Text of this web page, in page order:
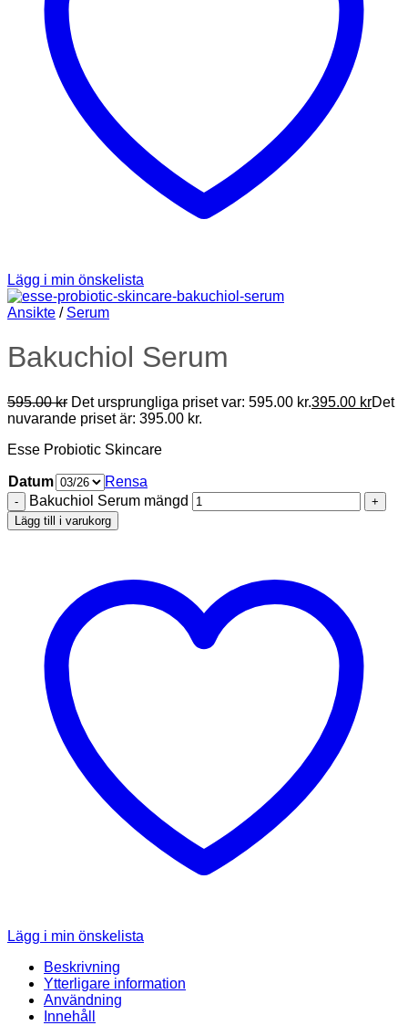
Lägg i min önskelista
Ansikte / Serum
Bakuchiol Serum
595.00kr Det ursprungliga priset var: 595.00 kr.395.00 krDet
nuvarande priset är: 395.00 kr.
Esse Probiotic Skincare
Datum
Rensa
Bakuchiol Serum mängd
Lägg till i varukorg
Lägg i min önskelista
Beskrivning
Ytterligare information
Användning
Innehåll